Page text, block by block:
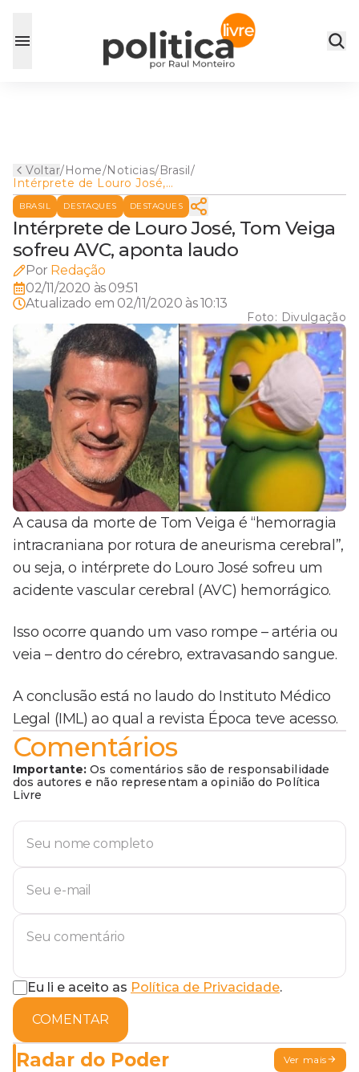
Voltar/Home/Noticias/Brasil/
Intérprete de Louro José,
Tom Veiga sofreu AVC,
aponta laudo
BRASIL DESTAQUES DESTAQUES
Intérprete de Louro José, Tom Veiga
sofreu AVC, aponta laudo
Por Redação
02/11/2020 às 09:51
Atualizado em 02/11/2020 às 10:13
Foto: Divulgação
A causa da morte de Tom Veiga é “hemorragia
intracraniana por rotura de aneurisma cerebral”,
ou seja, o intérprete do Louro José sofreu um
acidente vascular cerebral (AVC) hemorrágico.
Isso ocorre quando um vaso rompe – artéria ou
veia – dentro do cérebro, extravasando sangue.
A conclusão está no laudo do Instituto Médico
Legal (IML) ao qual a revista Época teve acesso.
Comentários
Importante: Os comentários são de responsabilidade
dos autores e não representam a opinião do Política
Livre
Eu li e aceito as Política de Privacidade.
COMENTAR
Radar do Poder Ver mais